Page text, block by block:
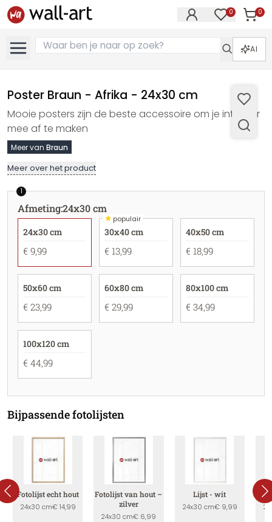
0 0
AI
Poster Braun - Afrika - 24x30 cm
Mooie posters zijn de beste accessoire om je interieur
mee af te maken
Meer van Braun
Meer over het product
1
Afmeting:24x30 cm
24x30 cm
€ 9,99
★populair
30x40 cm
€ 13,99
40x50 cm
€ 18,99
50x60 cm
€ 23,99
60x80 cm
€ 29,99
80x100 cm
€ 34,99
100x120 cm
€ 44,99
Bijpassende fotolijsten
Fotolijst echt hout
24x30 cm€ 14,99
Fotolijst van hout –
zilver
24x30 cm€ 6,99
Lijst - wit
24x30 cm€ 9,99